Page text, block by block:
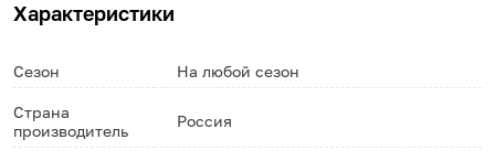
Характеристики
Сезон На любой сезон
Страна
производитель
Россия